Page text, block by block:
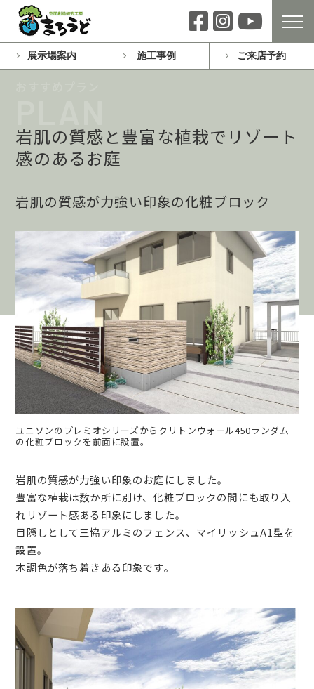
展示場案内 施工事例 ご来店予約
岩肌の質感と豊富な植栽でリゾート
感のあるお庭
岩肌の質感が力強い印象の化粧ブロック
ユニソンのプレミオシリーズからクリトンウォール450ランダム
の化粧ブロックを前面に設置。
岩肌の質感が力強い印象のお庭にしました。
豊富な植栽は数か所に別け、化粧ブロックの間にも取り入
れリゾート感ある印象にしました。
目隠しとして三協アルミのフェンス、マイリッシュA1型を
設置。
木調色が落ち着きある印象です。